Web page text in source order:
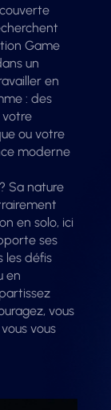
Game
un
en
: des
votre
ou votre
moderne
Sa nature
en solo, ici
ses
les défis
en
vous
vous